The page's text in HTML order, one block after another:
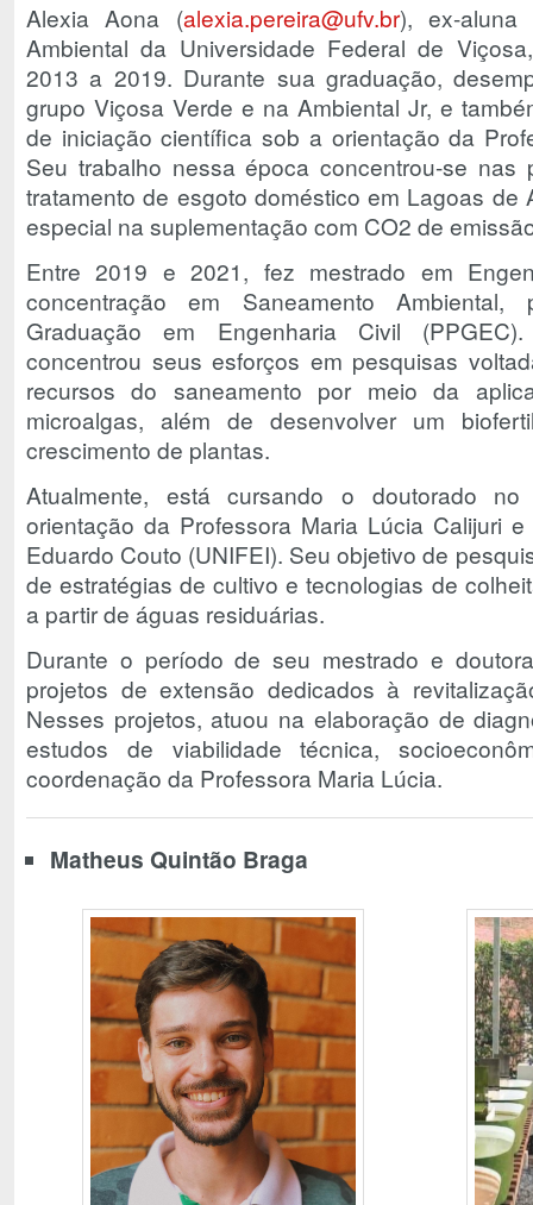
Alexia Aona (alexia.pereira@ufv.br), ex-aluna
Ambiental da Universidade Federal de
2013 a 2019. Durante sua graduação,
grupo Viçosa Verde e na Ambiental Jr, e
de iniciação científica sob a orientação da
Seu trabalho nessa época concentrou-se nas
tratamento de esgoto doméstico em Lagoas de
especial na suplementação com CO2 de
Entre 2019 e 2021, fez mestrado em
concentração em Saneamento
Graduação em Engenharia Civil
concentrou seus esforços em pesquisas
recursos do saneamento por meio da
microalgas, além de desenvolver um
crescimento de plantas.
Atualmente, está cursando o doutorado
orientação da Professora Maria Lúcia Calijuri
Eduardo Couto (UNIFEI). Seu objetivo de
de estratégias de cultivo e tecnologias de
a partir de águas residuárias.
Durante o período de seu mestrado e
projetos de extensão dedicados à
Nesses projetos, atuou na elaboração de
estudos de viabilidade técnica,
coordenação da Professora Maria Lúcia.
Matheus Quintão Braga